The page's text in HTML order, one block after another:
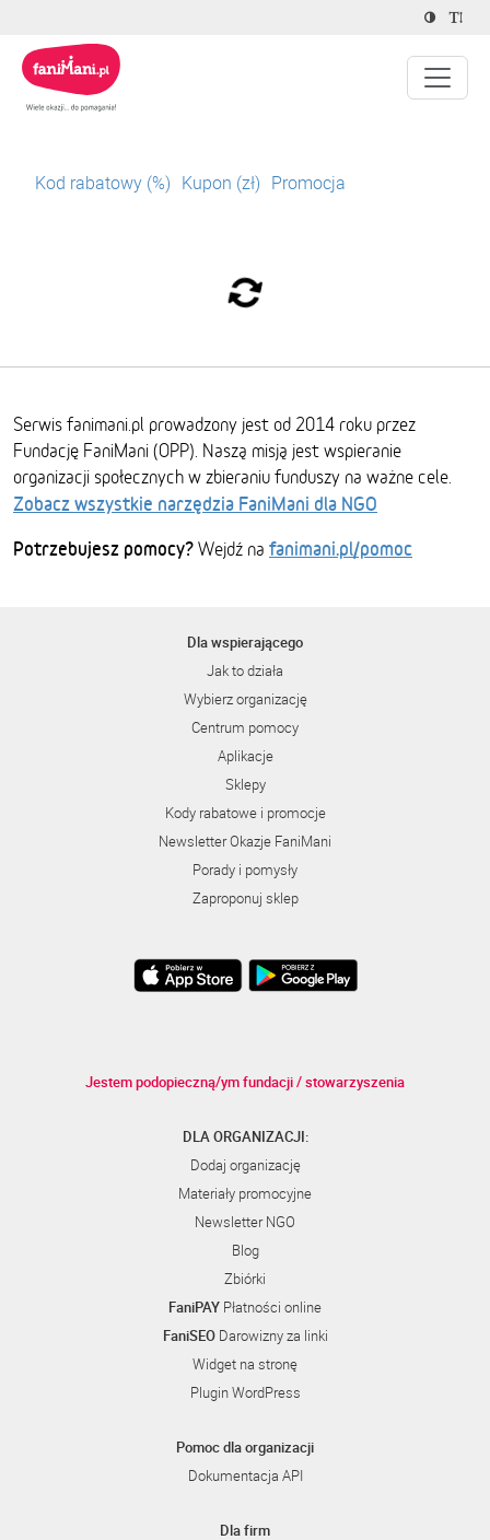
Kod rabatowy (%) Kupon (zł) Promocja
Serwis fanimani.pl prowadzony jest od 2014 roku przez
Fundację FaniMani (OPP). Naszą misją jest wspieranie
organizacji społecznych w zbieraniu funduszy na ważne cele.
Zobacz wszystkie narzędzia FaniMani dla NGO
Potrzebujesz pomocy? Wejdź na fanimani.pl/pomoc
Dla wspierającego
Jak to działa
Wybierz organizację
Centrum pomocy
Aplikacje
Sklepy
Kody rabatowe i promocje
Newsletter Okazje FaniMani
Porady i pomysły
Zaproponuj sklep
Jestem podopieczną/ym fundacji / stowarzyszenia
DLA ORGANIZACJI:
Dodaj organizację
Materiały promocyjne
Newsletter NGO
Blog
Zbiórki
FaniPAY Płatności online
FaniSEODarowizny za linki
Widget na stronę
Plugin WordPress
Pomoc dla organizacji
Dokumentacja API
Dla firm